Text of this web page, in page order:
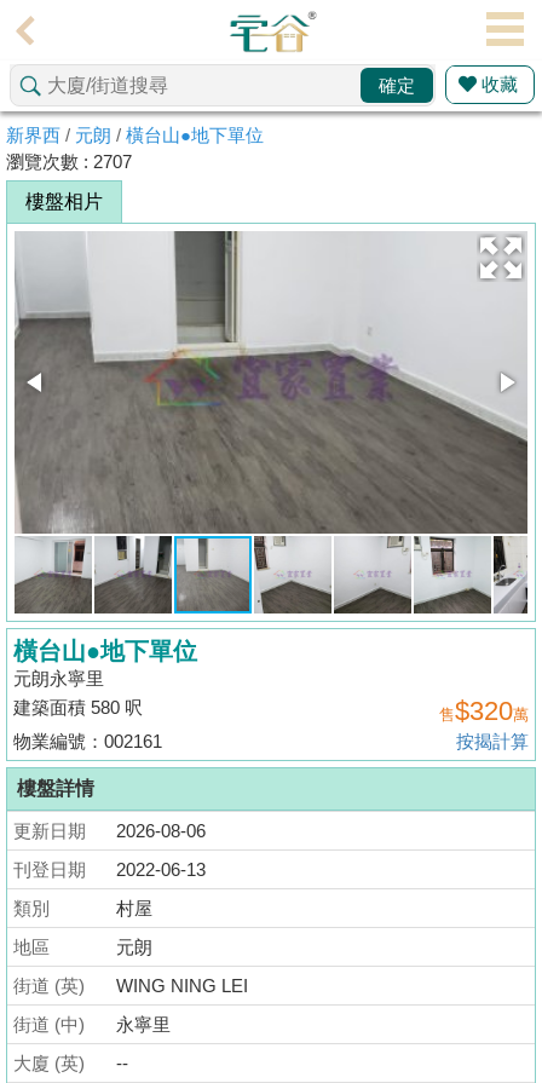
理
主
頁
搵
樓/
業
放
谷
按
揭
地
產
博
客
地
產
新
聞
數
據
公
佈
置
確定 收藏
新界西 / 元朗 / 橫台山●地下單位
瀏覽次數 : 2707
樓盤相片
橫台山●地下單位
元朗永寧里
建築面積 580 呎
售$320萬
物業編號：002161 按揭計算
樓盤詳情
更新日期
2026-08-06
刊登日期
2022-06-13
類別
村屋
地區
元朗
街道 (英)
WING NING LEI
街道 (中)
永寧里
大廈 (英)
--